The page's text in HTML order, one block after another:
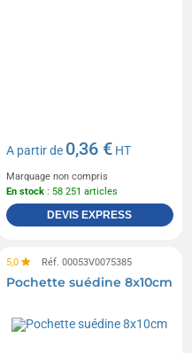
A partir de 0,36 € HT
Marquage non compris
En stock : 58 251 articles
DEVIS EXPRESS
5,0 Réf. 00053V0075385
Pochette suédine 8x10cm